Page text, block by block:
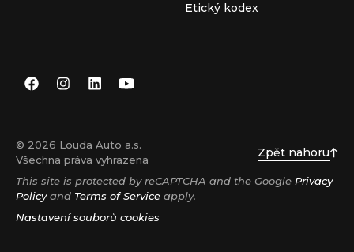
Etický kodex
© 2026 Louda Auto a.s.
Všechna práva vyhrazena
Zpět nahoru
This site is protected by reCAPTCHA and the Google Privacy
Policyand Terms of Service apply.
Nastavení souborů cookies